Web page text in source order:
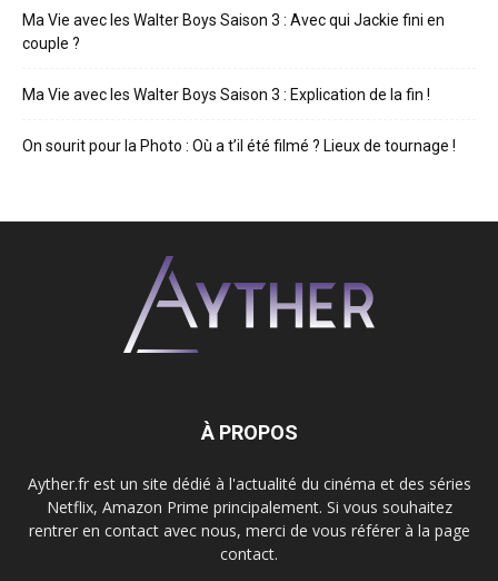
Ma Vie avec les Walter Boys Saison 3 : Avec qui Jackie fini en
couple ?
Ma Vie avec les Walter Boys Saison 3 : Explication de la fin !
On sourit pour la Photo : Où a t’il été filmé ? Lieux de tournage !
À PROPOS
Ayther.fr est un site dédié à l'actualité du cinéma et des séries
Netflix, Amazon Prime principalement. Si vous souhaitez
rentrer en contact avec nous, merci de vous référer à la page
contact.